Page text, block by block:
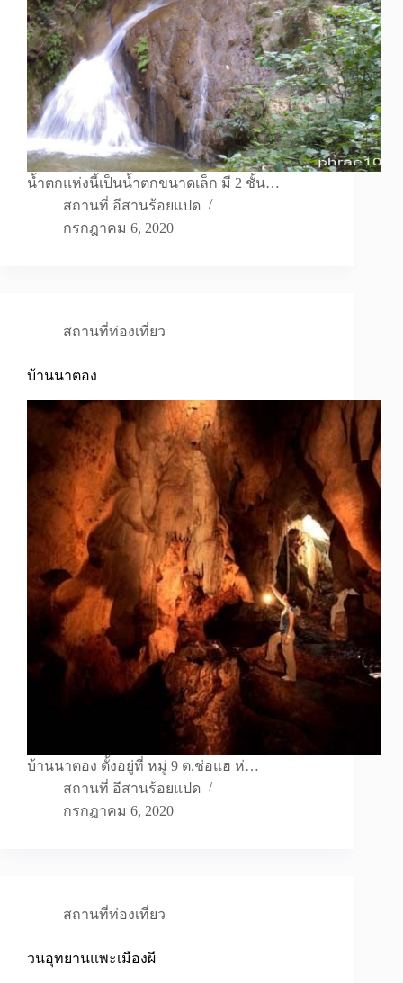
น้ำตกแห่งนี้เป็นน้ำตกขนาดเล็ก มี 2 ชั้น…
สถานที่ อีสานร้อยแปด
กรกฎาคม 6, 2020
สถานที่ท่องเที่ยว
บ้านนาตอง
บ้านนาตอง ตั้งอยู่ที่ หมู่ 9 ต.ช่อแฮ ห่…
สถานที่ อีสานร้อยแปด
กรกฎาคม 6, 2020
สถานที่ท่องเที่ยว
วนอุทยานแพะเมืองผี